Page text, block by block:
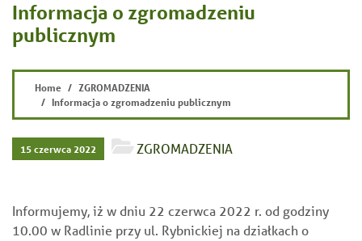
Informacja o zgromadzeniu
publicznym
Home
ZGROMADZENIA
Informacja o zgromadzeniu publicznym
15 czerwca 2022 ZGROMADZENIA
Informujemy, iż w dniu 22 czerwca 2022 r. od godziny
10.00 w Radlinie przy ul. Rybnickiej na działkach o